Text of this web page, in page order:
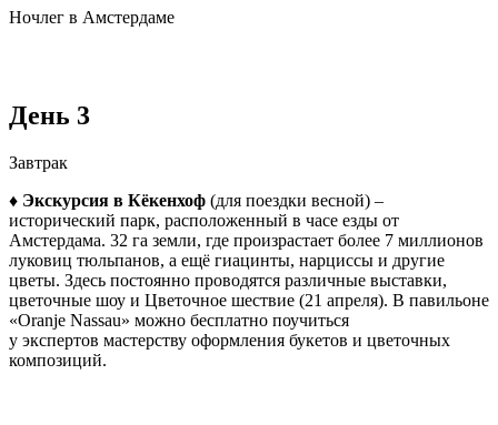
Ночлег в Амстердаме
День 3
Завтрак
♦ Экскурсия в Кёкенхоф (для поездки весной) –
исторический парк, расположенный в часе езды от
Амстердама. 32 га земли, где произрастает более 7 миллионов
луковиц тюльпанов, а ещё гиацинты, нарциссы и другие
цветы. Здесь постоянно проводятся различные выставки,
цветочные шоу и Цветочное шествие (21 апреля). В павильоне
«Oranje Nassau» можно бесплатно поучиться
у экспертов мастерству оформления букетов и цветочных
композиций.